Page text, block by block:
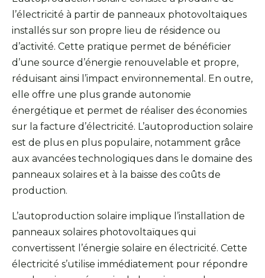
l’électricité à partir de panneaux photovoltaïques
installés sur son propre lieu de résidence ou
d’activité. Cette pratique permet de bénéficier
d’une source d’énergie renouvelable et propre,
réduisant ainsi l’impact environnemental. En outre,
elle offre une plus grande autonomie
énergétique et permet de réaliser des économies
sur la facture d’électricité. L’autoproduction solaire
est de plus en plus populaire, notamment grâce
aux avancées technologiques dans le domaine des
panneaux solaires et à la baisse des coûts de
production.
L’autoproduction solaire implique l’installation de
panneaux solaires photovoltaïques qui
convertissent l’énergie solaire en électricité. Cette
électricité s’utilise immédiatement pour répondre